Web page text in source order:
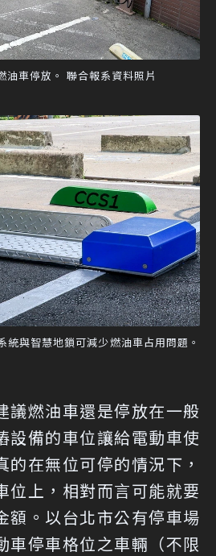
油車停放。 聯合報系資料照片
統與智慧地鎖可減少燃油車占用問題。
議燃油車還是停放在一般
設備的車位讓給電動車使
的在無位可停的情況下，
位上，相對而言可能就要
額。以台北市公有停車場
車停車格位之車輛（不限